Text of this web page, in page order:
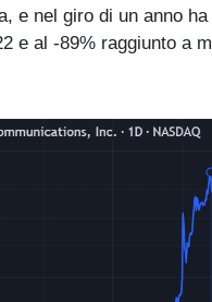
e nel giro di un anno
e al -89% raggiunto a